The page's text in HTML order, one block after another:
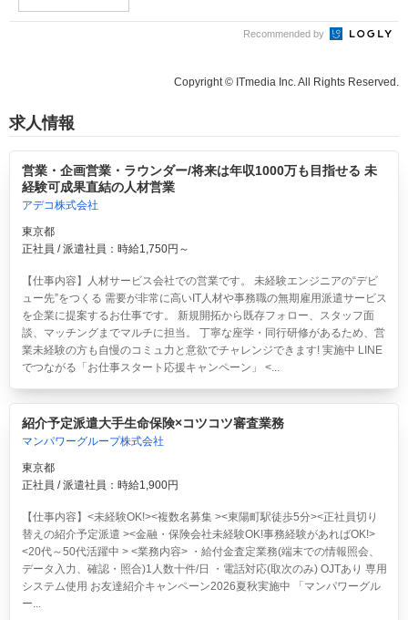
Recommended by
Copyright © ITmedia Inc. All Rights Reserved.
求人情報
営業・企画営業・ラウンダー/将来は年収1000万も目指せる 未
経験可成果直結の人材営業
アデコ株式会社
東京都
正社員 / 派遣社員：時給1,750円～
【仕事内容】人材サービス会社での営業です。 未経験エンジニアの“デビ
ュー先”をつくる 需要が非常に高いIT人材や事務職の無期雇用派遣サービス
を企業に提案するお仕事です。 新規開拓から既存フォロー、スタッフ面
談、マッチングまでマルチに担当。 丁寧な座学・同行研修があるため、営
業未経験の方も自慢のコミュ力と意欲でチャレンジできます! 実施中 LINE
でつながる「お仕事スタート応援キャンペーン」 <...
紹介予定派遣大手生命保険×コツコツ審査業務
マンパワーグループ株式会社
東京都
正社員 / 派遣社員：時給1,900円
【仕事内容】<未経験OK!><複数名募集 ><東陽町駅徒歩5分><正社員切り
替えの紹介予定派遣 ><金融・保険会社未経験OK!事務経験があればOK!>
<20代～50代活躍中 > <業務内容> ・給付金査定業務(端末での情報照会、
データ入力、確認・照合)1人数十件/日 ・電話対応(取次のみ) OJTあり 専用
システム使用 お友達紹介キャンペーン2026夏秋実施中 「マンパワーグル
ー...